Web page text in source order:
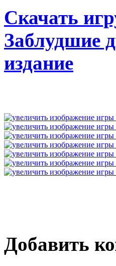
Скачать
Заблудшие
издание
Добавить